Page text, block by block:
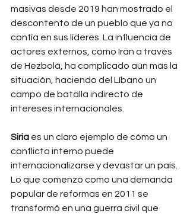
masivas desde 2019 han mostrado el
descontento de un pueblo que ya no
confía en sus líderes. La influencia de
actores externos, como Irán a través
de Hezbolá, ha complicado aún más la
situación, haciendo del Líbano un
campo de batalla indirecto de
intereses internacionales.
Siria es un claro ejemplo de cómo un
conflicto interno puede
internacionalizarse y devastar un país.
Lo que comenzó como una demanda
popular de reformas en 2011 se
transformó en una guerra civil que